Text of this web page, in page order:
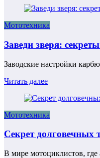
Мототехника
Заведи зверя:
Заводские настройки
Читать далее
Мототехника
Секрет долговечных
В мире мотоциклистов,